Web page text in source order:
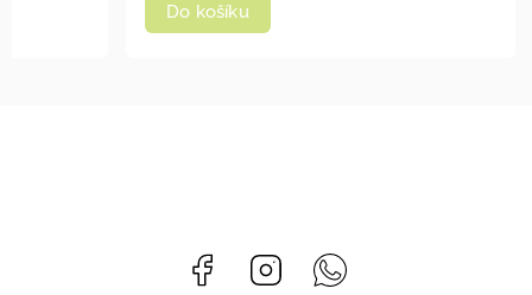
Do košíku
Facebook Instagram